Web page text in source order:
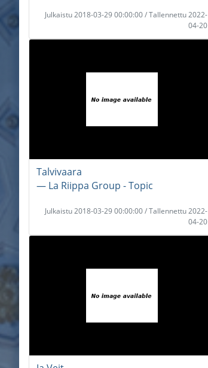
Julkaistu 2018-03-29 00:00:00 / Tallennettu 2022-
04-20
Talvivaara
― La Riippa Group - Topic
Julkaistu 2018-03-29 00:00:00 / Tallennettu 2022-
04-20